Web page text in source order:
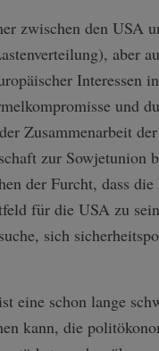
zwischen den USA
aber
und
Zusammenarbeit
zur Sowjetunion
der Furcht, dass
für die USA zu
sich
eine schon lange
kann, die